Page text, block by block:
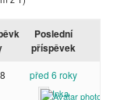
Poslední
příspěvek
před 6 roky
Inka